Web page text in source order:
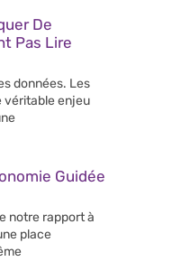
De
Pas Lire
données. Les
véritable enjeu
Guidée
notre rapport à
place